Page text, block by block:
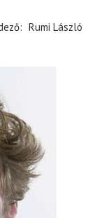
Rumi László